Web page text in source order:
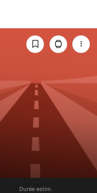
Durée estim.